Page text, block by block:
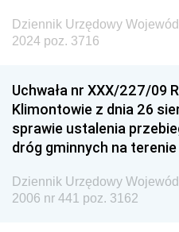
Dziennik Urzędowy
2024 poz. 3716
Uchwała nr XXX/227/09
Klimontowie z dnia 26
sprawie ustalenia
dróg gminnych na
Dziennik Urzędowy
2006 nr 441 poz. 3162